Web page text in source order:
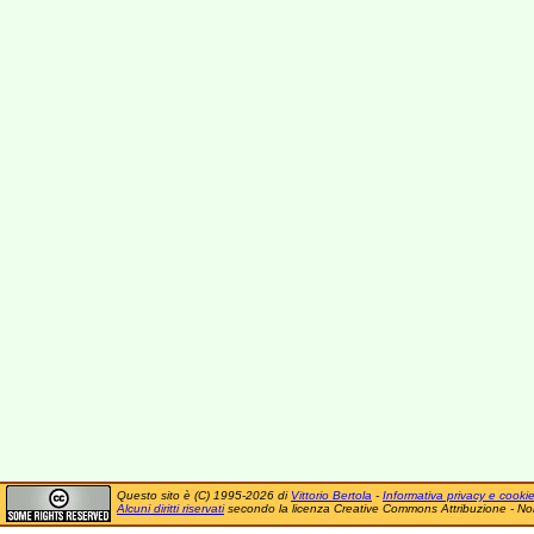
Questo sito è (C) 1995-2026 di Vittorio Bertola - Informativa privacy e cookie
Alcuni diritti riservatisecondo la licenza Creative Commons Attribuzione -